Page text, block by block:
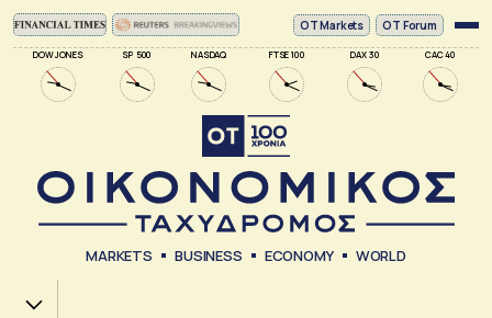
DOW JONES SP 500 NASDAQ FTSE 100 DAX 30 CAC 40
ΟΤ Markets OT Forum
MARKETS BUSINESS ECONOMY WORLD
Χ.Α.